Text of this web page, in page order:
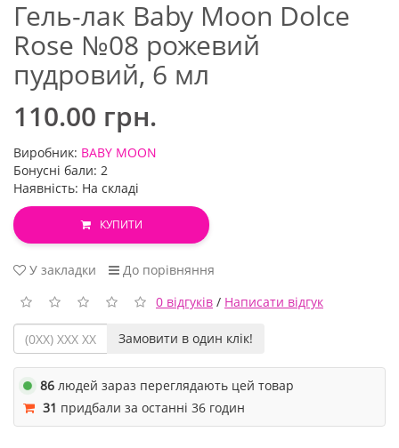
Гель-лак Baby Moon Dolce
Rose №08 рожевий
пудровий, 6 мл
110.00 грн.
Виробник: BABY MOON
Бонусні бали: 2
Наявність: На складі
КУПИТИ
У закладки
До порівняння
0 відгуків / Написати відгук
Замовити в один клік!
86 людей зараз переглядають цей товар
31 придбали за останні 36 годин